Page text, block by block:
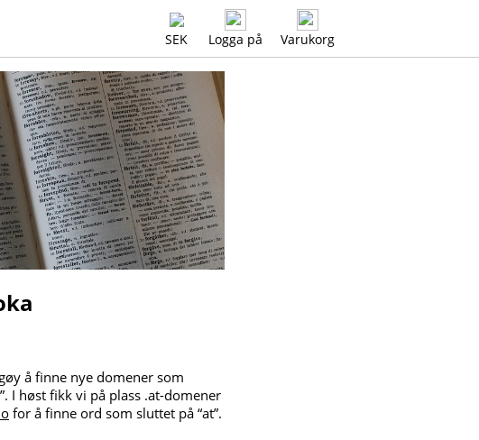
SEK Logga på Varukorg
å finne nye domener som
”. I høst fikk vi på plass .at-domener
for å finne ord som sluttet på “at”.